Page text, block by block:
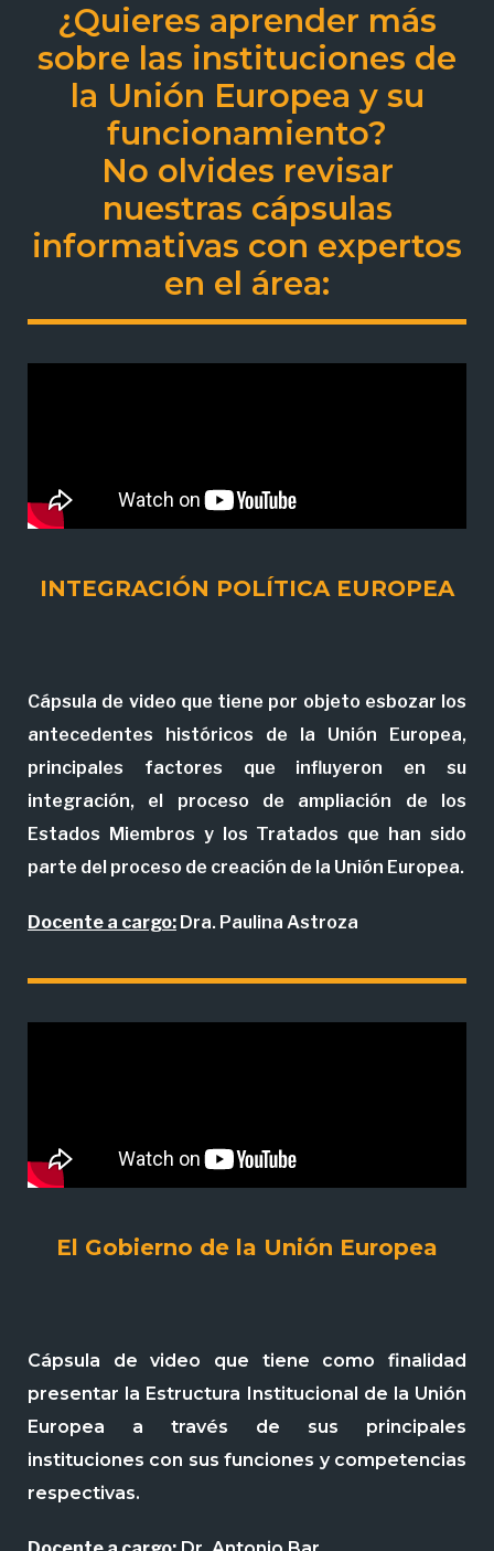
¿Quieres aprender más
sobre las instituciones de
la Unión Europea y su
funcionamiento?
No olvides revisar
nuestras cápsulas
informativas con expertos
en el área:
INTEGRACIÓN POLÍTICA EUROPEA
Cápsula de video que tiene por objeto esbozar los
antecedentes históricos de la Unión Europea,
principales factores que influyeron en su
integración, el proceso de ampliación de los
Estados Miembros y los Tratados que han sido
parte del proceso de creación de la Unión Europea.
Docente a cargo: Dra. Paulina Astroza
El Gobierno de la Unión Europea
Cápsula de video que tiene como finalidad
presentar la Estructura Institucional de la Unión
Europea a través de sus principales
instituciones con sus funciones y competencias
respectivas.